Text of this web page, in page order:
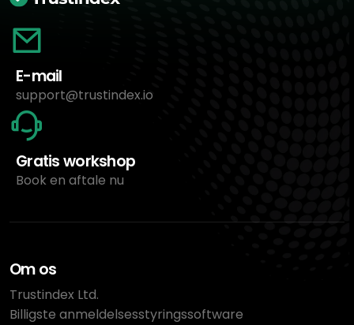
E-mail
support@trustindex.io
Gratis workshop
Book en aftale nu
Om os
Trustindex Ltd.
Billigste anmeldelsesstyringssoftware